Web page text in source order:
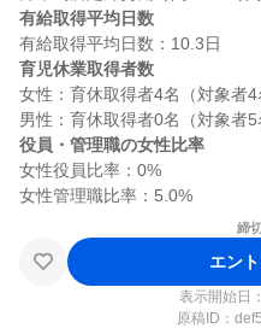
有給取得平均日数
育児休業取得者数
女性：育休取得者4名（対象者4
役員・管理職の女性比率
女性役員比率：0%
締
エン
表示開始日
原稿ID：